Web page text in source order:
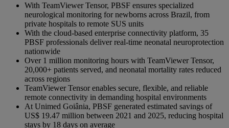
With TeamViewer Tensor, PBSF ensures specialized
neurological monitoring for newborns across Brazil, from
private hospitals to remote SUS units
With the cloud-based enterprise connectivity platform, 35
PBSF professionals deliver real-time neonatal neuroprotection
nationwide
Over 1 million monitoring hours with TeamViewer Tensor,
20,000+ patients served, and neonatal mortality rates reduced
across regions
TeamViewer Tensor enables secure, flexible, and reliable
remote connectivity in demanding hospital environments
At Unimed Goiânia, PBSF generated estimated savings of
US$ 19.47 million between 2021 and 2025, reducing hospital
stays by 18 days on average